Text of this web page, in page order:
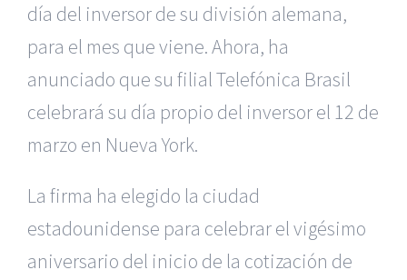
día del inversor de su división alemana,
para el mes que viene. Ahora, ha
anunciado que su filial Telefónica Brasil
celebrará su día propio del inversor el 12 de
marzo en Nueva York.
La firma ha elegido la ciudad
estadounidense para celebrar el vigésimo
aniversario del inicio de la cotización de